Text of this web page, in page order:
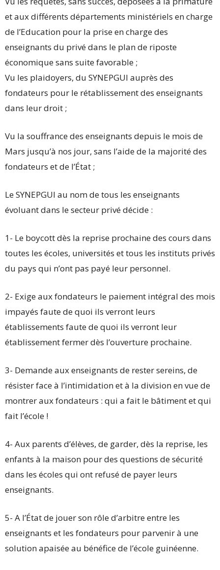
et aux différents départements ministériels en charge
de l’Education pour la prise en charge des
enseignants du privé dans le plan de riposte
économique sans suite favorable ;
Vu les plaidoyers, du SYNEPGUI auprès des
fondateurs pour le rétablissement des enseignants
dans leur droit ;
Vu la souffrance des enseignants depuis le mois de
Mars jusqu’à nos jour, sans l’aide de la majorité des
fondateurs et de l’État ;
Le SYNEPGUI au nom de tous les enseignants
évoluant dans le secteur privé décide :
1- Le boycott dès la reprise prochaine des cours dans
toutes les écoles, universités et tous les instituts privés
du pays qui n’ont pas payé leur personnel.
2- Exige aux fondateurs le paiement intégral des mois
impayés faute de quoi ils verront leurs
établissements faute de quoi ils verront leur
établissement fermer dès l’ouverture prochaine.
3- Demande aux enseignants de rester sereins, de
résister face à l’intimidation et à la division en vue de
montrer aux fondateurs : qui a fait le bâtiment et qui
fait l’école !
4- Aux parents d’élèves, de garder, dès la reprise, les
enfants à la maison pour des questions de sécurité
dans les écoles qui ont refusé de payer leurs
enseignants.
5- A l’État de jouer son rôle d’arbitre entre les
enseignants et les fondateurs pour parvenir à une
solution apaisée au bénéfice de l’école guinéenne.